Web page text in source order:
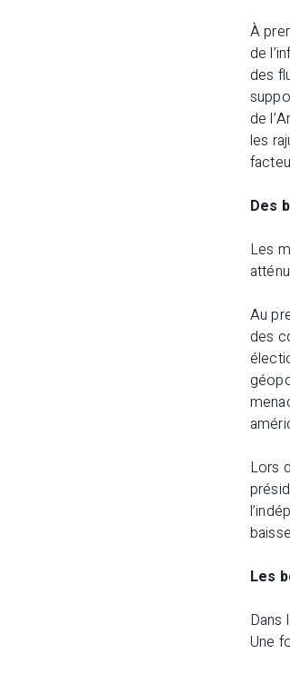
À
de
des
de
les
Des
Les
Au
des
Lors
Les
Dans
Une